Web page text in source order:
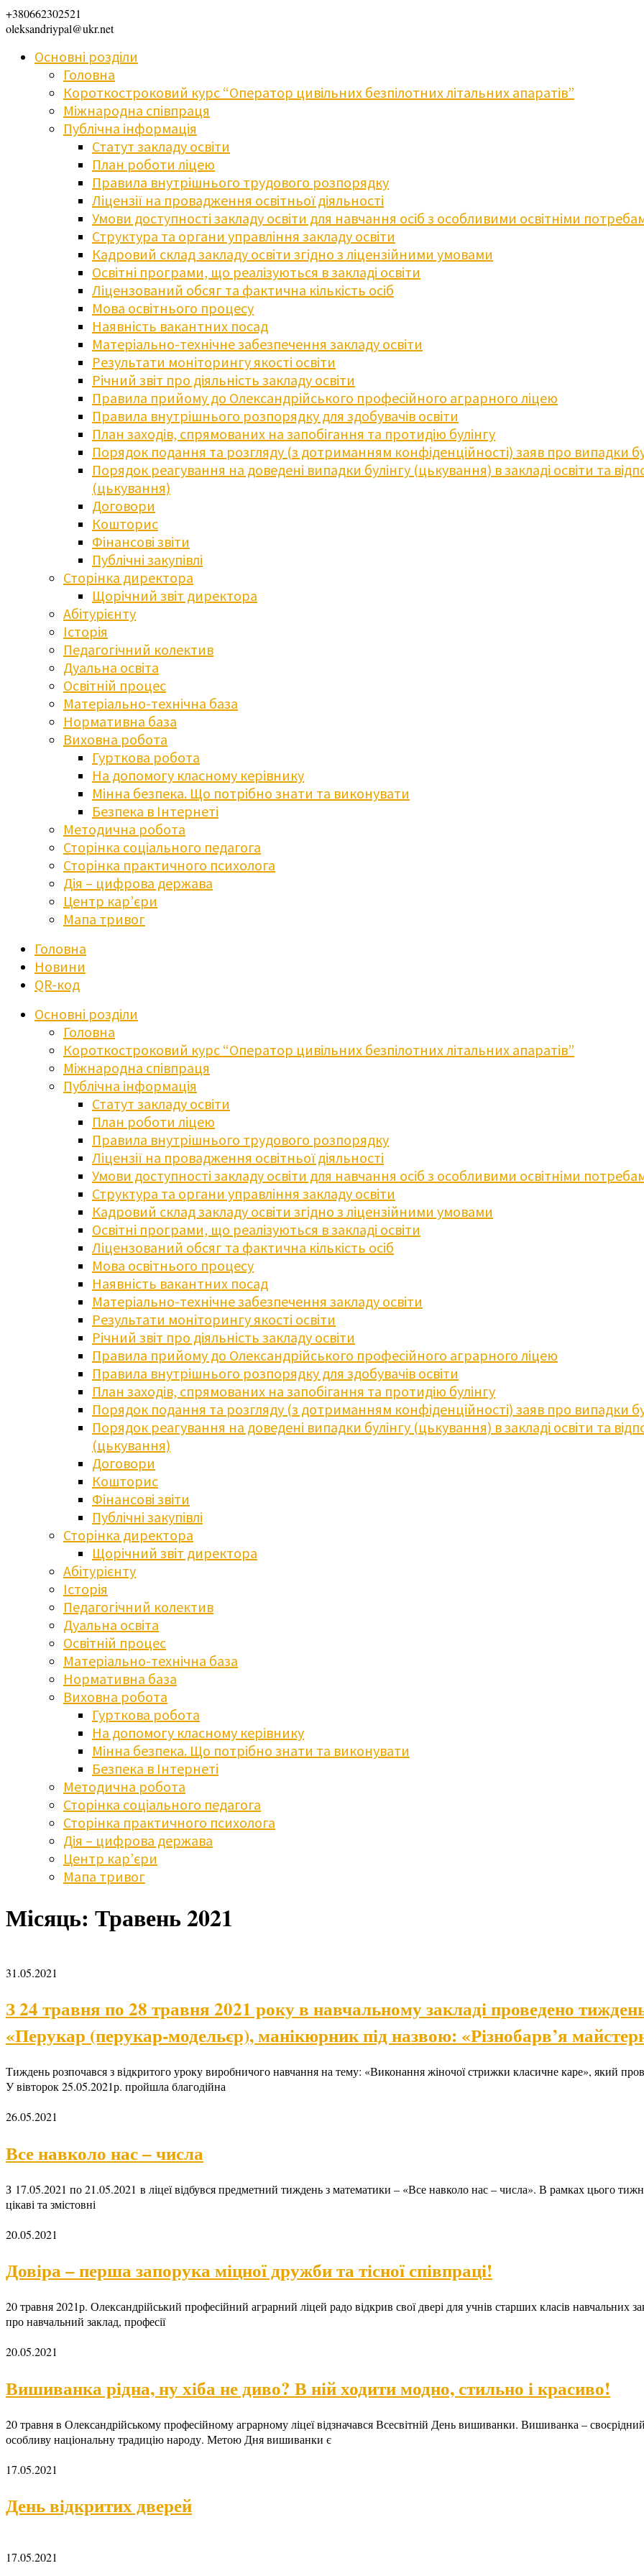
+380662302521
oleksandriypal@ukr.net
Основні розділи
Головна
Короткостроковий курс “Оператор цивільних безпілотних літальних апаратів”
Міжнародна співпраця
Публічна інформація
Статут закладу освіти
План роботи ліцею
Правила внутрішнього трудового розпорядку
Ліцензії на провадження освітньої діяльності
Умови доступності закладу освіти для навчання осіб з особливими освітніми
Структура та органи управління закладу освіти
Кадровий склад закладу освіти згідно з ліцензійними умовами
Освітні програми, що реалізуються в закладі освіти
Ліцензований обсяг та фактична кількість осіб
Мова освітнього процесу
Наявність вакантних посад
Матеріально-технічне забезпечення закладу освіти
Результати моніторингу якості освіти
Річний звіт про діяльність закладу освіти
Правила прийому до Олександрійського професійного аграрного ліцею
Правила внутрішнього розпорядку для здобувачів освіти
План заходів, спрямованих на запобігання та протидію булінгу
Порядок подання та розгляду (з дотриманням конфіденційності) заяв про випадки
Порядок реагування на доведені випадки булінгу (цькування) в закладі освіти та
(цькування)
Договори
Кошторис
Фінансові звіти
Публічні закупівлі
Сторінка директора
Щорічний звіт директора
Абітурієнту
Історія
Педагогічний колектив
Дуальна освіта
Освітній процес
Матеріально-технічна база
Нормативна база
Виховна робота
Гурткова робота
На допомогу класному керівнику
Мінна безпека. Що потрібно знати та виконувати
Безпека в Інтернеті
Методична робота
Сторінка соціального педагога
Сторінка практичного психолога
Дія – цифрова держава
Центр кар’єри
Мапа тривог
Головна
Новини
QR-код
Основні розділи
Головна
Короткостроковий курс “Оператор цивільних безпілотних літальних апаратів”
Міжнародна співпраця
Публічна інформація
Статут закладу освіти
План роботи ліцею
Правила внутрішнього трудового розпорядку
Ліцензії на провадження освітньої діяльності
Умови доступності закладу освіти для навчання осіб з особливими освітніми
Структура та органи управління закладу освіти
Кадровий склад закладу освіти згідно з ліцензійними умовами
Освітні програми, що реалізуються в закладі освіти
Ліцензований обсяг та фактична кількість осіб
Мова освітнього процесу
Наявність вакантних посад
Матеріально-технічне забезпечення закладу освіти
Результати моніторингу якості освіти
Річний звіт про діяльність закладу освіти
Правила прийому до Олександрійського професійного аграрного ліцею
Правила внутрішнього розпорядку для здобувачів освіти
План заходів, спрямованих на запобігання та протидію булінгу
Порядок подання та розгляду (з дотриманням конфіденційності) заяв про випадки
Порядок реагування на доведені випадки булінгу (цькування) в закладі освіти та
(цькування)
Договори
Кошторис
Фінансові звіти
Публічні закупівлі
Сторінка директора
Щорічний звіт директора
Абітурієнту
Історія
Педагогічний колектив
Дуальна освіта
Освітній процес
Матеріально-технічна база
Нормативна база
Виховна робота
Гурткова робота
На допомогу класному керівнику
Мінна безпека. Що потрібно знати та виконувати
Безпека в Інтернеті
Методична робота
Сторінка соціального педагога
Сторінка практичного психолога
Дія – цифрова держава
Центр кар’єри
Мапа тривог
Місяць: Травень 2021
31.05.2021
З 24 травня по 28 травня 2021 року в навчальному закладі проведено
«Перукар (перукар-модельєр), манікюрник під назвою: «Різнобарв’я
Тиждень розпочався з відкритого уроку виробничого навчання на тему: «Виконання жіночої стрижки класичне каре», який
У вівторок 25.05.2021р. пройшла благодійна
26.05.2021
Все навколо нас – числа
З 17.05.2021 по 21.05.2021 в ліцеї відбувся предметний тиждень з математики – «Все навколо нас – числа». В рамках цього
цікаві та змістовні
20.05.2021
Довіра – перша запорука міцної дружби та тісної співпраці!
20 травня 2021р. Олександрійський професійний аграрний ліцей радо відкрив свої двері для учнів старших класів навчальних
про навчальний заклад, професії
20.05.2021
Вишиванка рідна, ну хіба не диво? В ній ходити модно, стильно і красиво!
20 травня в Олександрійському професійному аграрному ліцеї відзначався Всесвітній День вишиванки. Вишиванка –
особливу національну традицію народу. Метою Дня вишиванки є
17.05.2021
День відкритих дверей
17.05.2021